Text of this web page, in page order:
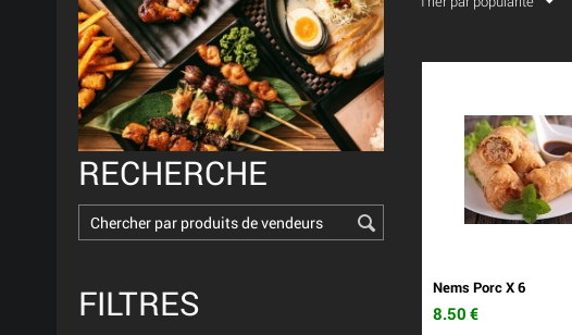
RECHERCHE
FILTRES Nems Porc X 6
8.50 €